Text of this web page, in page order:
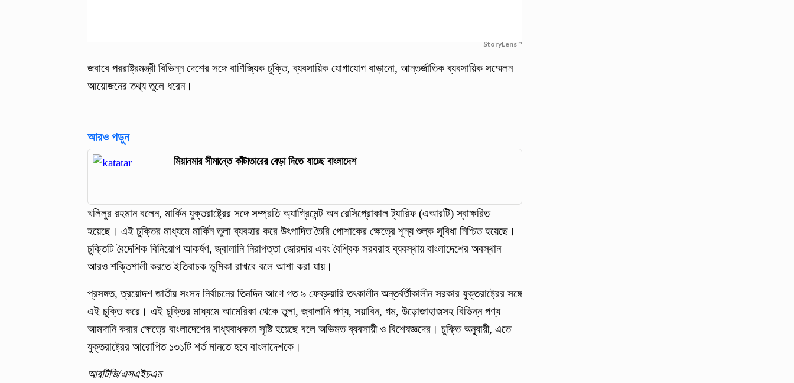
StoryLens™
জবাবে পররাষ্ট্রমন্ত্রী বিভিন্ন দেশের সঙ্গে বাণিজ্যিক চুক্তি, ব্যবসায়িক যোগাযোগ বাড়ানো, আন্তর্জাতিক ব্যবসায়িক সম্মেলন
আয়োজনের তথ্য তুলে ধরেন।
আরও পড়ুন
মিয়ানমার সীমান্তে কাঁটাতারের বেড়া দিতে যাচ্ছে বাংলাদেশ
খলিলুর রহমান বলেন, মার্কিন যুক্তরাষ্ট্রের সঙ্গে সম্প্রতি অ্যাগ্রিমেন্ট অন রেসিপ্রোকাল ট্যারিফ (এআরটি) স্বাক্ষরিত
হয়েছে। এই চুক্তির মাধ্যমে মার্কিন তুলা ব্যবহার করে উৎপাদিত তৈরি পোশাকের ক্ষেত্রে শূন্য শুল্ক সুবিধা নিশ্চিত হয়েছে।
চুক্তিটি বৈদেশিক বিনিয়োগ আকর্ষণ, জ্বালানি নিরাপত্তা জোরদার এবং বৈশ্বিক সরবরাহ ব্যবস্থায় বাংলাদেশের অবস্থান
আরও শক্তিশালী করতে ইতিবাচক ভুমিকা রাখবে বলে আশা করা যায়।
প্রসঙ্গত, ত্রয়োদশ জাতীয় সংসদ নির্বাচনের তিনদিন আগে গত ৯ ফেব্রুয়ারি তৎকালীন অন্তর্বর্তীকালীন সরকার যুক্তরাষ্ট্রের সঙ্গে
এই চুক্তি করে। এই চুক্তির মাধ্যমে আমেরিকা থেকে তুলা, জ্বালানি পণ্য, সয়াবিন, গম, উড়োজাহাজসহ বিভিন্ন পণ্য
আমদানি করার ক্ষেত্রে বাংলাদেশের বাধ্যবাধকতা সৃষ্টি হয়েছে বলে অভিমত ব্যবসায়ী ও বিশেষজ্ঞদের। চুক্তি অনুযায়ী, এতে
যুক্তরাষ্ট্রের আরোপিত ১৩১টি শর্ত মানতে হবে বাংলাদেশকে।
আরটিভি/এসএইচএম